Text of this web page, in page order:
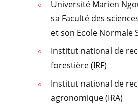
Université Marien
sa Faculté des
et son Ecole Normale
Institut national de
forestière (IRF)
Institut national de
agronomique (IRA)